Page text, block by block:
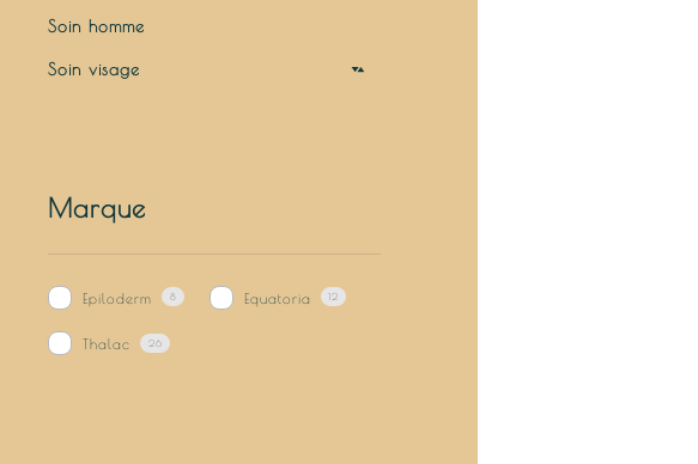
Soins hydratants anti-repousse post-
Soin homme
Soin visage
Gel nettoyant
Lotion
Masque
Marque
Epiloderm 8 Equatoria 12
Thalac 26